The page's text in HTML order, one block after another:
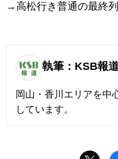
→高松行き普通の最終
執筆：KSB報
岡山・香川エリアを中
しています。